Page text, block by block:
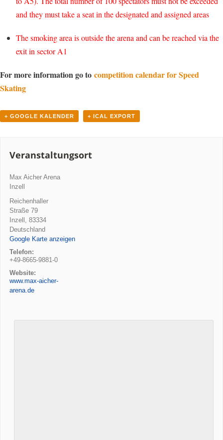
and they must take a seat in the designated and assigned areas
The smoking area is outside the arena and can be reached via the
exit in sector A1
For more information go to competition calendar for Speed
Skating
+ GOOGLE KALENDER + ICAL EXPORT
Veranstaltungsort
Max Aicher Arena
Inzell
Reichenhaller
Straße 79
Inzell , 83334
Deutschland
Google Karte anzeigen
Telefon:
+49-8665-9881-0
Website:
www.max-aicher-
arena.de